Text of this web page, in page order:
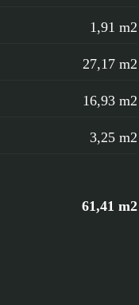
1,91 m2
27,17 m2
16,93 m2
3,25 m2
61,41 m2